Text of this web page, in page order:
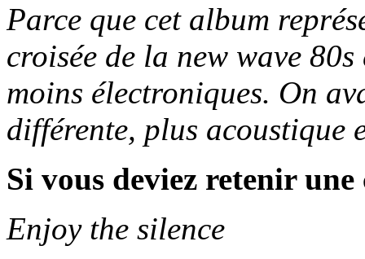
Parce que cet album
croisée de la new wave
moins électroniques. On
différente, plus acoustique
Si vous deviez retenir
Enjoy the silence